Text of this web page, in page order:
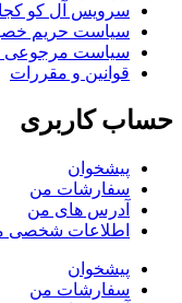
سرویس آل کو
سیاست حریم
سیاست مرجوعی
قوانین و مقررات
حساب کاربری
پیشخوان
سفارشات من
آدرس های من
اطلاعات شخصی
پیشخوان
سفارشات من